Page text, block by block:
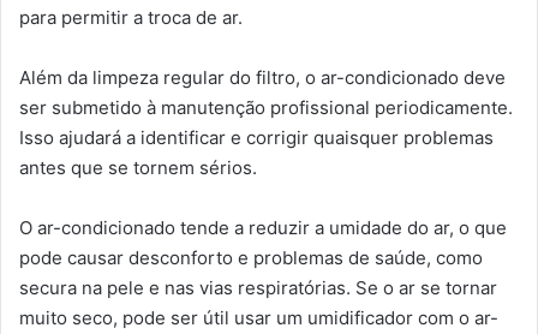
para permitir a troca de ar.
Além da limpeza regular do filtro, o ar-condicionado deve
ser submetido à manutenção profissional periodicamente.
Isso ajudará a identificar e corrigir quaisquer problemas
antes que se tornem sérios.
O ar-condicionado tende a reduzir a umidade do ar, o que
pode causar desconforto e problemas de saúde, como
secura na pele e nas vias respiratórias. Se o ar se tornar
muito seco, pode ser útil usar um umidificador com o ar-